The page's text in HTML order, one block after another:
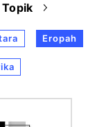
Topik
Eropah